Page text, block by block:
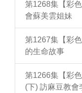
第1268集【彩
會蘇美雲姐妹
第1267集【彩
的生命故事
第1266集【彩
(下) 訪麻豆教會